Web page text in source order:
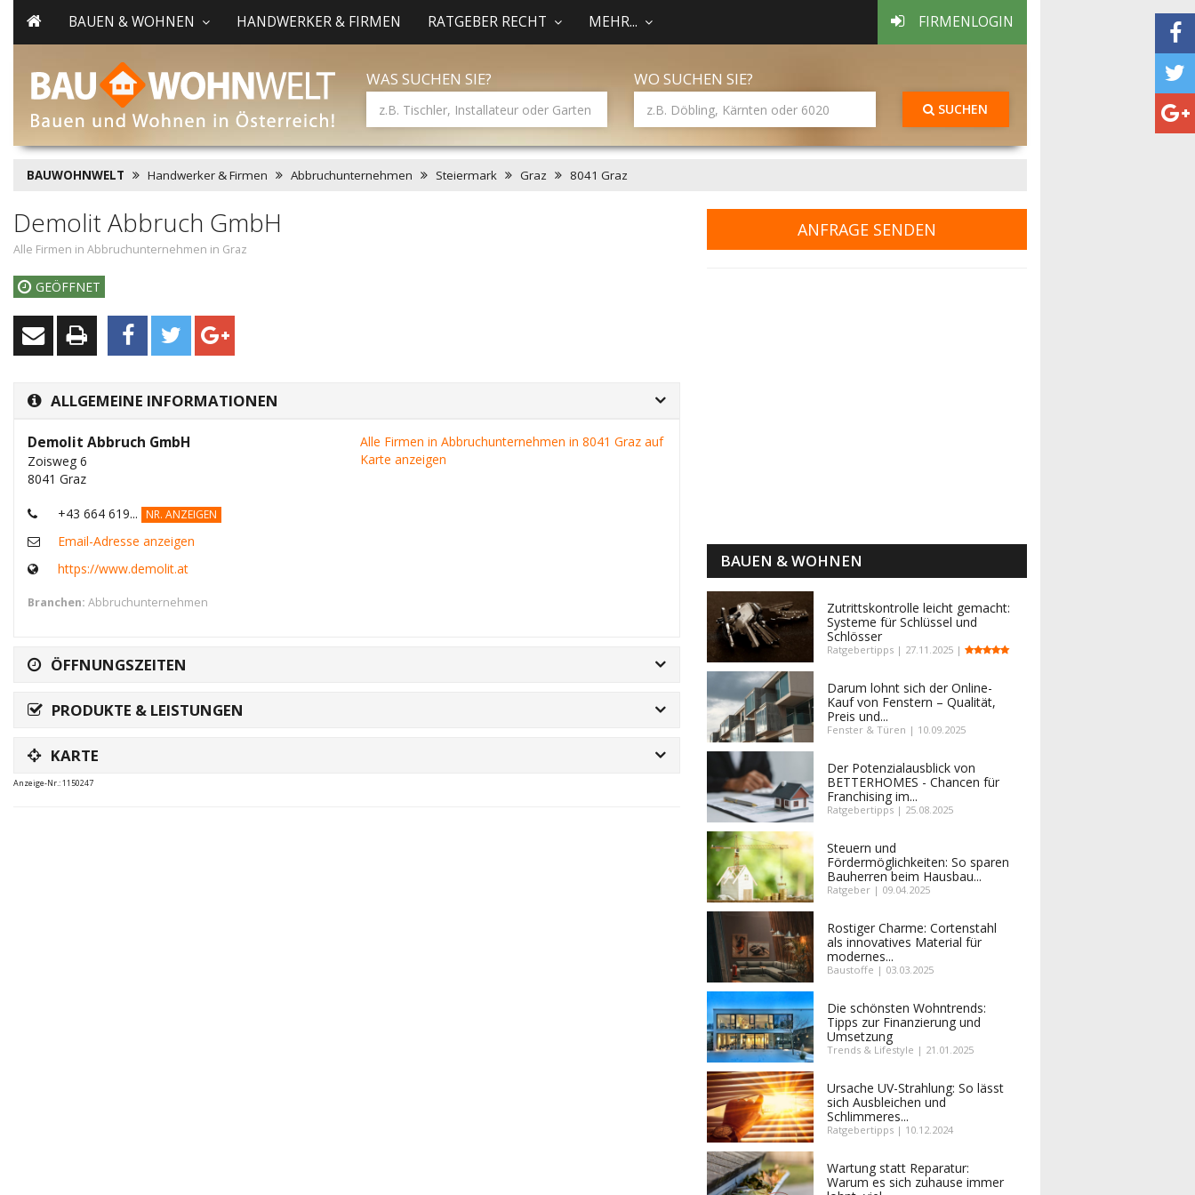
BAUEN & WOHNEN HANDWERKER & FIRMEN RATGEBER RECHT MEHR... FIRMENLOGIN
WAS SUCHEN SIE? WO SUCHEN SIE?
SUCHEN
BAUWOHNWELT Handwerker & Firmen Abbruchunternehmen Steiermark Graz 8041 Graz
Demolit Abbruch GmbH
Alle Firmen in Abbruchunternehmen in Graz
GEÖFFNET
ALLGEMEINE INFORMATIONEN
Alle Firmen in Abbruchunternehmen in 8041 Graz auf
Karte anzeigen
Demolit Abbruch GmbH
Zoisweg 6
8041 Graz
+43 664 619... NR. ANZEIGEN
Email-Adresse anzeigen
https://www.demolit.at
Branchen: Abbruchunternehmen
ÖFFNUNGSZEITEN
PRODUKTE & LEISTUNGEN
KARTE
Anzeige-Nr.: 1150247
ANFRAGE SENDEN
BAUEN & WOHNEN
Zutrittskontrolle leicht gemacht:
Systeme für Schlüssel und
Schlösser
Ratgebertipps | 27.11.2025 |
Darum lohnt sich der Online-
Kauf von Fenstern – Qualität,
Preis und...
Fenster & Türen | 10.09.2025
Der Potenzialausblick von
BETTERHOMES - Chancen für
Franchising im...
Ratgebertipps | 25.08.2025
Steuern und
Fördermöglichkeiten: So sparen
Bauherren beim Hausbau...
Ratgeber | 09.04.2025
Rostiger Charme: Cortenstahl
als innovatives Material für
modernes...
Baustoffe | 03.03.2025
Die schönsten Wohntrends:
Tipps zur Finanzierung und
Umsetzung
Trends & Lifestyle | 21.01.2025
Ursache UV-Strahlung: So lässt
sich Ausbleichen und
Schlimmeres...
Ratgebertipps | 10.12.2024
Wartung statt Reparatur:
Warum es sich zuhause immer